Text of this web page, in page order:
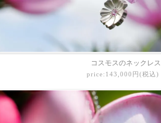
コスモスのネックレス
price:143,000円(税込)